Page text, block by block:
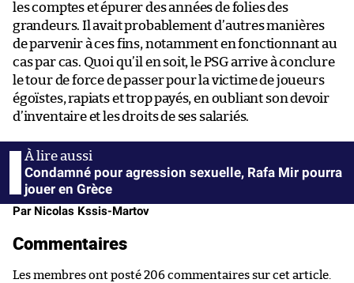
les comptes et épurer des années de folies des
grandeurs. Il avait probablement d’autres manières
de parvenir à ces fins, notamment en fonctionnant au
cas par cas. Quoi qu’il en soit, le PSG arrive à conclure
le tour de force de passer pour la victime de joueurs
égoïstes, rapiats et trop payés, en oubliant son devoir
d’inventaire et les droits de ses salariés.
Condamné pour agression sexuelle, Rafa Mir pourra
jouer en Grèce
Par Nicolas Kssis-Martov
Commentaires
Les membres ont posté 206 commentaires sur cet article.